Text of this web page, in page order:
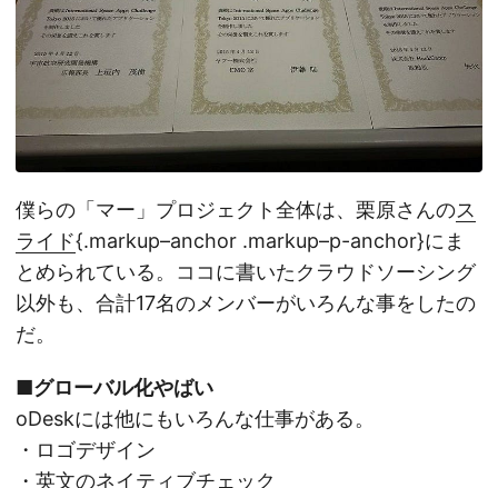
僕らの「マー」プロジェクト全体は、栗原さんのス
ライド{.markup–anchor .markup–p-anchor}にま
とめられている。ココに書いたクラウドソーシング
以外も、合計17名のメンバーがいろんな事をしたの
だ。
■グローバル化やばい
oDeskには他にもいろんな仕事がある。
・ロゴデザイン
・英文のネイティブチェック